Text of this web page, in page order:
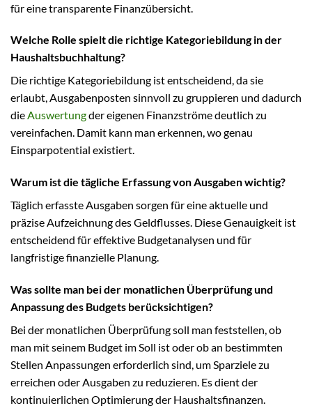
für eine transparente Finanzübersicht.
Welche Rolle spielt die richtige Kategoriebildung in der
Haushaltsbuchhaltung?
Die richtige Kategoriebildung ist entscheidend, da sie
erlaubt, Ausgabenposten sinnvoll zu gruppieren und dadurch
dieAuswertungder eigenen Finanzströme deutlich zu
vereinfachen. Damit kann man erkennen, wo genau
Einsparpotential existiert.
Warum ist die tägliche Erfassung von Ausgaben wichtig?
Täglich erfasste Ausgaben sorgen für eine aktuelle und
präzise Aufzeichnung des Geldflusses. Diese Genauigkeit ist
entscheidend für effektive Budgetanalysen und für
langfristige finanzielle Planung.
Was sollte man bei der monatlichen Überprüfung und
Anpassung des Budgets berücksichtigen?
Bei der monatlichen Überprüfung soll man feststellen, ob
man mit seinem Budget im Soll ist oder ob an bestimmten
Stellen Anpassungen erforderlich sind, um Sparziele zu
erreichen oder Ausgaben zu reduzieren. Es dient der
kontinuierlichen Optimierung der Haushaltsfinanzen.